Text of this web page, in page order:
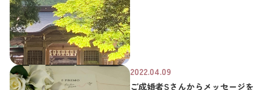
2022.04.09
ご成婚者Sさんからメッセージを